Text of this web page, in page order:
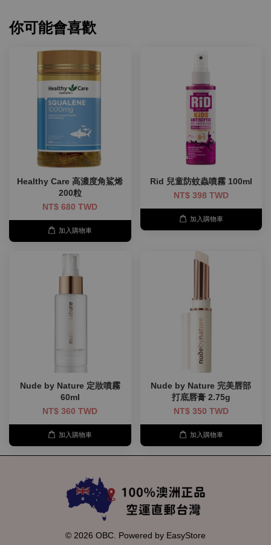
你可能會喜歡
Healthy Care 高濃度角鯊烯
200粒
NT$ 680 TWD
加入購物車
Rid 兒童防蚊蟲噴霧 100ml
NT$ 398 TWD
加入購物車
Nude by Nature 定妝噴霧
60ml
NT$ 360 TWD
加入購物車
Nude by Nature 完美唇部
打底唇膏 2.75g
NT$ 350 TWD
加入購物車
© 2026 OBC. Powered by EasyStore